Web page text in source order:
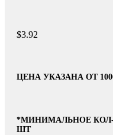
$3.92
ЦЕНА УКАЗАНА ОТ
*МИНИМАЛЬНОЕ КОЛ-
ШТ